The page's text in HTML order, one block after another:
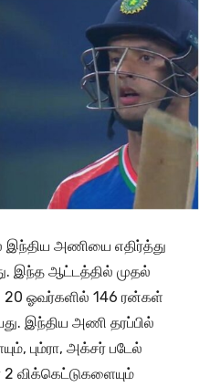
இந்திய அணியை எதிர்த்து
இந்த ஆட்டத்தில் முதல்
20 ஓவர்களில் 146 ரன்கள்
இந்திய அணி தரப்பில்
பும்ரா, அக்சர் படேல்
விக்கெட்டுகளையும்